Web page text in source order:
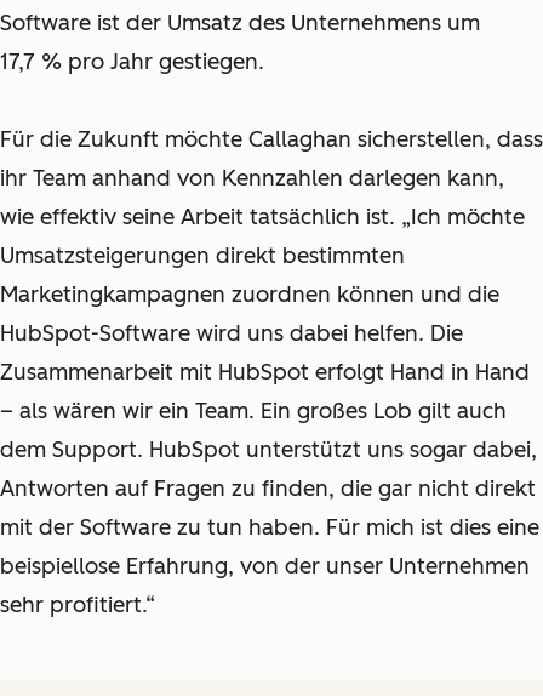
Software ist der Umsatz des Unternehmens um
17,7 % pro Jahr gestiegen.
Für die Zukunft möchte Callaghan sicherstellen, dass
ihr Team anhand von Kennzahlen darlegen kann,
wie effektiv seine Arbeit tatsächlich ist. „Ich möchte
Umsatzsteigerungen direkt bestimmten
Marketingkampagnen zuordnen können und die
HubSpot-Software wird uns dabei helfen. Die
Zusammenarbeit mit HubSpot erfolgt Hand in Hand
– als wären wir ein Team. Ein großes Lob gilt auch
dem Support. HubSpot unterstützt uns sogar dabei,
Antworten auf Fragen zu finden, die gar nicht direkt
mit der Software zu tun haben. Für mich ist dies eine
beispiellose Erfahrung, von der unser Unternehmen
sehr profitiert.“